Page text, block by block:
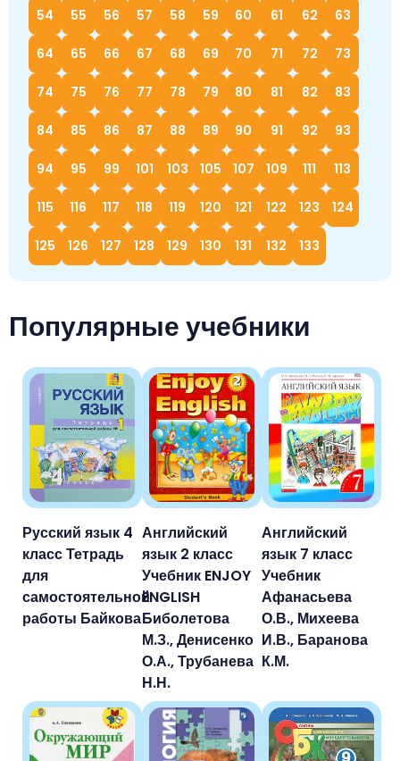
54 55 56 57 58 59 60 61 62 63
64 65 66 67 68 69 70 71 72 73
74 75 76 77 78 79 80 81 82 83
84 85 86 87 88 89 90 91 92 93
94 95 99 101 103 105 107 109 111 113
115 116 117 118 119 120 121 122 123 124
125 126 127 128 129 130 131 132 133
Популярные учебники
Русский язык 4
класс Тетрадь
для
самостоятельной
работы Байкова
Английский
язык 2 класс
Учебник ENJOY
ENGLISH
Биболетова
М.З., Денисенко
О.А., Трубанева
Н.Н.
Английский
язык 7 класс
Учебник
Афанасьева
О.В., Михеева
И.В., Баранова
К.М.